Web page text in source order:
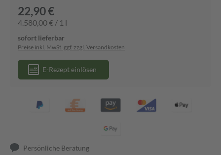
22,90 €
4.580,00 € / 1 l
sofort lieferbar
Preise inkl. MwSt. ggf. zzgl. Versandkosten
E-Rezept einlösen
Persönliche Beratung